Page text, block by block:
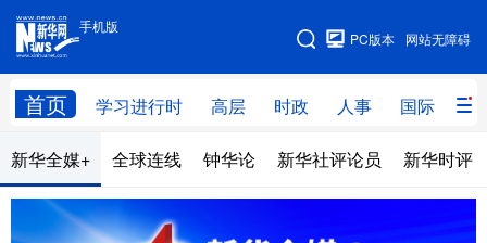
手机版
网站无障碍
PC版本
首页 学习进行时 高层 时政 人事 国际 财
手机版
网站地图
学习进行时 高层 时政 人事
国际
新华全媒+ 全球连线 钟华论 新华社评论员 新华时评